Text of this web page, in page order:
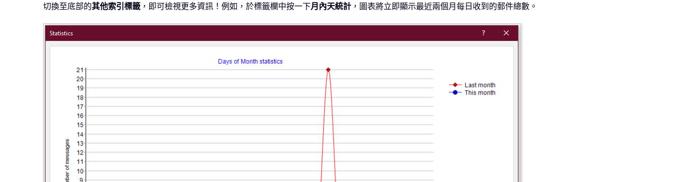
切換至底部的其他索引標籤 ，即可檢視更多資訊！例如，於標籤欄中按一下月內天統計 ，圖表將立即顯示最近兩個月每日收到的郵件總數。